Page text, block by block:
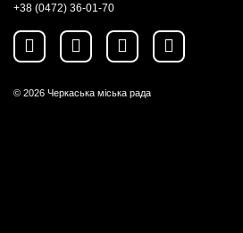
+38 (0472) 36-01-70
© 2026 Черкаська міська рада